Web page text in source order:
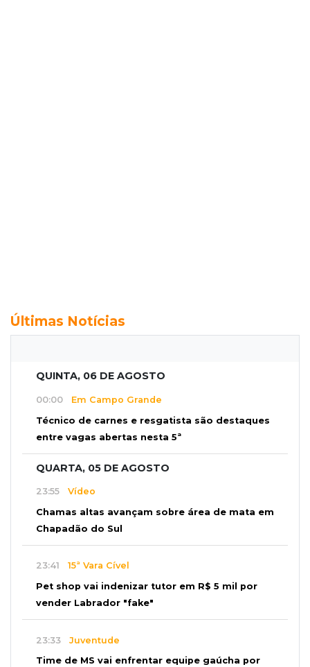
Últimas Notícias
QUINTA, 06 DE AGOSTO
00:00 Em Campo Grande
Técnico de carnes e resgatista são destaques
entre vagas abertas nesta 5ª
QUARTA, 05 DE AGOSTO
23:55 Vídeo
Chamas altas avançam sobre área de mata em
Chapadão do Sul
23:41 15ª Vara Cível
Pet shop vai indenizar tutor em R$ 5 mil por
vender Labrador "fake"
23:33 Juventude
Time de MS vai enfrentar equipe gaúcha por